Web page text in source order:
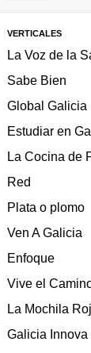
VERTICALES
La Voz de la
Sabe Bien
Global Galicia
Estudiar en
La Cocina de
Red
Plata o plomo
Ven A Galicia
Enfoque
Vive el
La Mochila
Galicia Innova